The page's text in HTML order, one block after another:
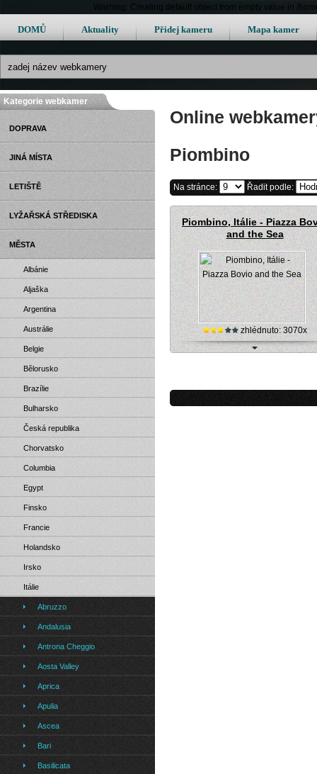
Warning: Creating default object from empty value in /
DOMŮ Aktuality Přidej kameru Mapa kamer
Online
Piombino
Na stránce: Řadit podle:
Piombino, Itálie - Piazza
and the Sea
zhlédnuto: 3070x
Kategorie webkamer
DOPRAVA
JINÁ MÍSTA
LETIŠTĚ
LYŽAŘSKÁ STŘEDISKA
MĚSTA
Albánie
Aljaška
Argentina
Austrálie
Belgie
Bělorusko
Brazílie
Bulharsko
Česká republika
Chorvatsko
Columbia
Egypt
Finsko
Francie
Holandsko
Irsko
Itálie
Abruzzo
Andalusia
Antrona Cheggio
Aosta Valley
Aprica
Apulia
Ascea
Bari
Basilicata